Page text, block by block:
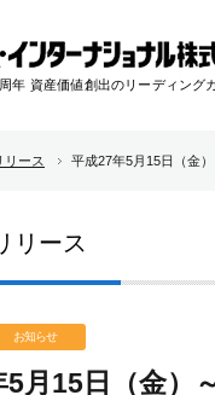
年 資産価値創出のリーディング
リース 平成27年5月15日（金
リース
お知らせ
5月15日（金）